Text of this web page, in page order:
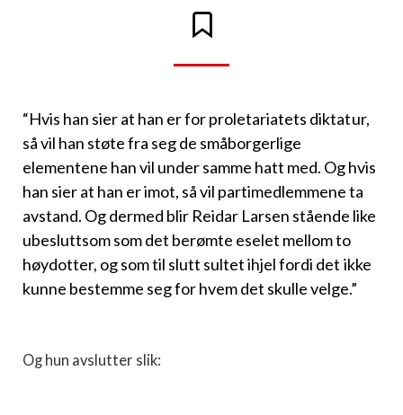
“Hvis han sier at han er for proletariatets diktatur,
så vil han støte fra seg de småborgerlige
elementene han vil under samme hatt med. Og hvis
han sier at han er imot, så vil partimedlemmene ta
avstand. Og dermed blir Reidar Larsen stående like
ubesluttsom som det berømte eselet mellom to
høydotter, og som til slutt sultet ihjel fordi det ikke
kunne bestemme seg for hvem det skulle velge.”
Og hun avslutter slik: